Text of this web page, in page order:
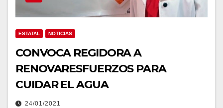
ESTATAL NOTICIAS
CONVOCA REGIDORA A
RENOVARESFUERZOS PARA
CUIDAR EL AGUA
24/01/2021